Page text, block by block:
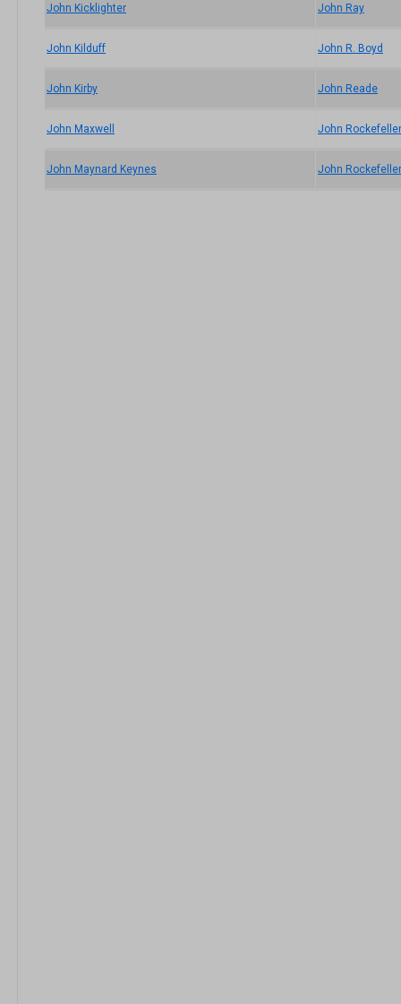
John Kicklighter
John Kilduff
John Kirby
John Maxwell
John Maynard Keynes
John Ray
John R. Boyd
John Reade
John Rockefeller
John